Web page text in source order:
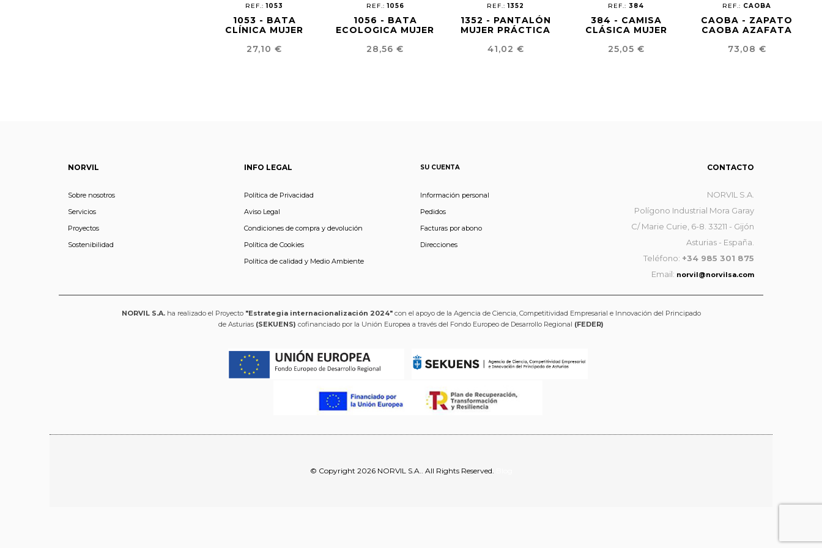
REF.:1053
1053 - BATA
CLÍNICA MUJER
Precio
27,10 €
REF.:1056
1056 - BATA
ECOLOGICA MUJER
Precio
28,56 €
REF.:1352
1352 - PANTALÓN
MUJER PRÁCTICA
Precio
41,02 €
REF.:384
384 - CAMISA
CLÁSICA MUJER
Precio
25,05 €
REF.: CAOBA
CAOBA - ZAPATO
CAOBA AZAFATA
Precio
73,08 €
NORVIL
Sobre nosotros
Servicios
Proyectos
Sostenibilidad
INFO LEGAL
Política de Privacidad
Aviso Legal
Condiciones de compra y devolución
Política de Cookies
Política de calidad y Medio Ambiente
SU CUENTA
Información personal
Pedidos
Facturas por abono
Direcciones
CONTACTO
NORVIL S.A.
Polígono Industrial Mora Garay
C/ Marie Curie, 6-8. 33211 - Gijón
Asturias - España.
Teléfono: +34 985 301 875
Email: norvil@norvilsa.com
NORVIL S.A.ha realizado el Proyecto "Estrategia internacionalización 2024"con el apoyo de la Agencia de Ciencia, Competitividad Empresarial e Innovación del Principado
de Asturias (SEKUENS) cofinanciado por la Unión Europea a través del Fondo Europeo de Desarrollo Regional (FEDER)
© Copyright 2026 NORVIL S.A.. All Rights Reserved.